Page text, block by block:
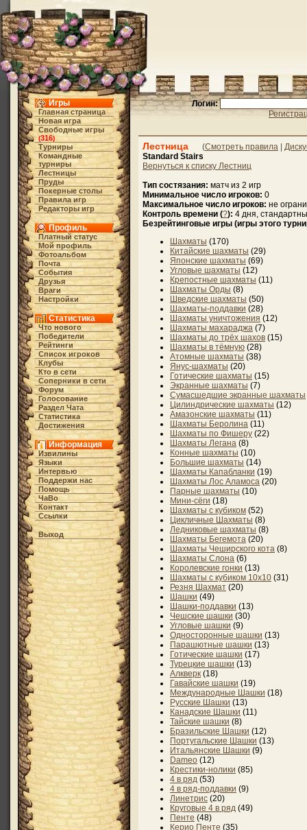
Игры
Главная страница
Новая игра
Свободные игры
(316)
Турниры
Командные
турниры
Лестницы
Пруды
Покерные столы
Правила игр
Редакторы игр
Профиль
Платный статус
Мой профиль
Фотоальбом
Почта
События
Друзья
Враги
Настройки
Статистика
Что нового
Победители
Рейтинги
Список игроков
Клубы
Кто в cети
Соперники в сети
Форум
Голосование
Раздел Чата
Статистика
Достижения
Информация
Извилины
Языки
Интервью
Поддержи нас
Помощь
ЧаВо
Контакт
Ссылки
Выход
Логин:
Лестница (Смотреть правила
Standard Stairs
Вернуться к списку Лестниц
Тип состязания: матч из 2 игр
Минимальное число игроков: 0
Максимальное число игроков: не
Контроль времени (?): 4 дня,
Безрейтинговые игры (игры этого
Шахматы (170)
Китайские шахматы (29)
Японские шахматы (69)
Угловые шахматы (12)
Крепостные шахматы (11)
Шахматы Орды (8)
Шведские шахматы (50)
Шахматы-поддавки (28)
Шахматы уничтожения (12)
Шахматы махараджа (7)
Шахматы до трёх шахов (15)
Шахматы в тёмную (28)
Атомные шахматы (38)
Янус-шахматы (20)
Готические шахматы (15)
Экранные шахматы (7)
Сумасшедшие экранные шахматы
Цилиндрические шахматы (12)
Амазонские шахматы (11)
Шахматы Беролина (11)
Шахматы по Фишеру (22)
Шахматы Легана (8)
Конные шахматы (10)
Большие шахматы (14)
Шахматы Капабланки (19)
Шахматы Лос Аламоса (20)
Парные шахматы (10)
Мини-сёги (18)
Шахматы с кубиком (52)
Цикличные Шахматы (8)
Ледниковые шахматы (8)
Шахматы Бегемота (20)
Шахматы Чеширского кота (8)
Шахматы Слона (6)
Королевские гонки (13)
Шахматы с кубиком 10х10 (31)
Резня Шахмат (20)
Шашки (49)
Шашки-поддавки (13)
Чешские шашки (30)
Угловые шашки (9)
Односторонные шашки (13)
Парашютные шашки (13)
Готические шашки (17)
Турецкие шашки (13)
Алкверк (18)
Гавайские шашки (19)
Международные Шашки (18)
Русские Шашки (13)
Канадские Шашки (11)
Тайские шашки (8)
Бразильские Шашки (12)
Португальские Шашки (13)
Итальянские Шашки (9)
Dameo (12)
Крестики-нолики (85)
4 в ряд (53)
4 в ряд-поддавки (9)
Линетрис (20)
Круговые 4 в ряд (49)
Пенте (48)
Керио Пенте (35)